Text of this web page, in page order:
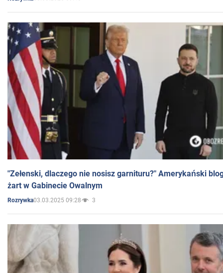
"Zełenski, dlaczego nie nosisz garnituru?" Amerykański
żart w Gabinecie Owalnym
Rozrywka03.03.2025 09:28 3